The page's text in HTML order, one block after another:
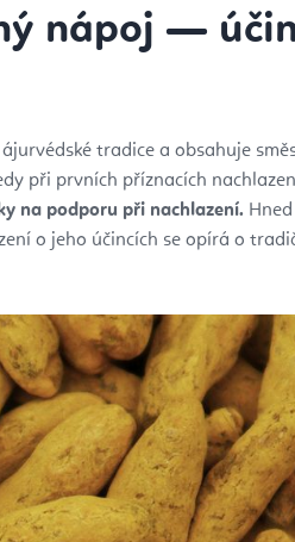
nápoj —
tradice a obsahuje
při prvních příznacích
na podporu při nachlazení.
o jeho účincích se opírá o